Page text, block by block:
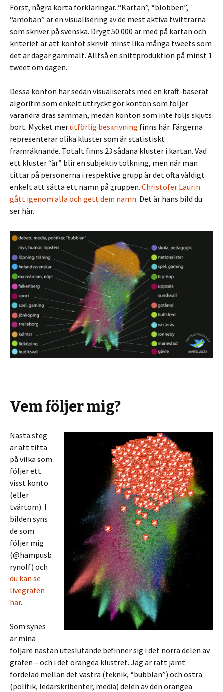
Först, några korta förklaringar. “Kartan”, “blobben”,
“amöban” är en visualisering av de mest aktiva twittrarna
som skriver på svenska. Drygt 50 000 är med på kartan och
kriteriet är att kontot skrivit minst lika många tweets som
det är dagar gammalt. Alltså en snittproduktion på minst 1
tweet om dagen.
Dessa konton har sedan visualiserats med en kraft-baserat
algoritm som enkelt uttryckt gör konton som följer
varandra dras samman, medan konton som inte följs skjuts
bort. Mycket merutförlig beskrivning finns här. Färgerna
representerar olika kluster som är statistiskt
framräknande. Totalt finns 23 sådana kluster i kartan. Vad
ett kluster “är” blir en subjektiv tolkning, men när man
tittar på personerna i respektive grupp är det ofta väldigt
enkelt att sätta ett namn på gruppen. Christofer Laurin
gått igenom alla och gett dem namn. Det är hans bild du
ser här.
Vem följer mig?
Nästa steg
är att titta
på vilka som
följer ett
visst konto
(eller
tvärtom). I
bilden syns
de som
följer mig
(@hampusb
rynolf) och
du kan se
livegrafen
här.
Som synes
är mina
följare nästan uteslutande befinner sig i det norra delen av
grafen – och i det orangea klustret. Jag är rätt jämt
fördelad mellan det västra (teknik, “bubblan”) och östra
(politik, ledarskribenter, media) delen av den orangea